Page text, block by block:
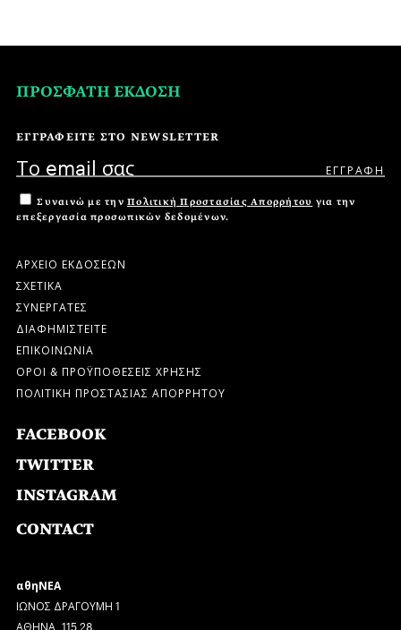
ΠΡΟΣΦΑΤΗ ΕΚΔΟΣΗ
ΕΓΓΡΑΦΕΙΤΕ ΣΤΟ NEWSLETTER
Συναινώ με την Πολιτική Προστασίας Απορρήτου για την
επεξεργασία προσωπικών δεδομένων.
ΑΡΧΕΙΟ ΕΚΔΟΣΕΩΝ
ΣΧΕΤΙΚΑ
ΣΥΝΕΡΓΑΤΕΣ
ΔΙΑΦΗΜΙΣΤΕΙΤΕ
ΕΠΙΚΟΙΝΩΝΙΑ
ΟΡΟΙ & ΠΡΟΫΠΟΘΕΣΕΙΣ ΧΡΗΣΗΣ
ΠΟΛΙΤΙΚΗ ΠΡΟΣΤΑΣΙΑΣ ΑΠΟΡΡΗΤΟΥ
FACEBOOK
TWITTER
INSTAGRAM
CONTACT
αθηΝΕΑ
ΙΩΝΟΣ ΔΡΑΓΟΥΜΗ 1
ΑΘΗΝΑ, 115 28